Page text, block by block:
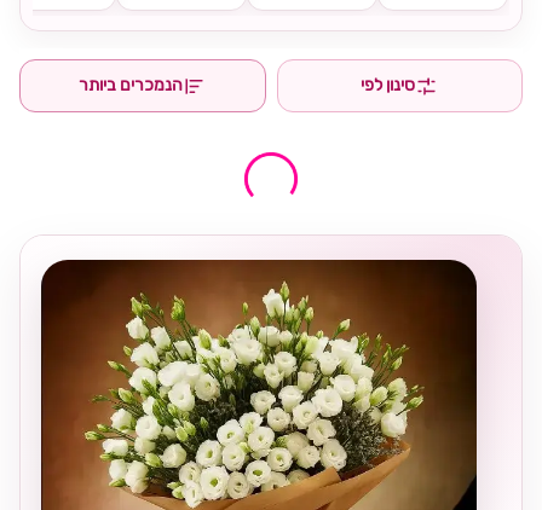
סינון לפי הנמכרים ביותר